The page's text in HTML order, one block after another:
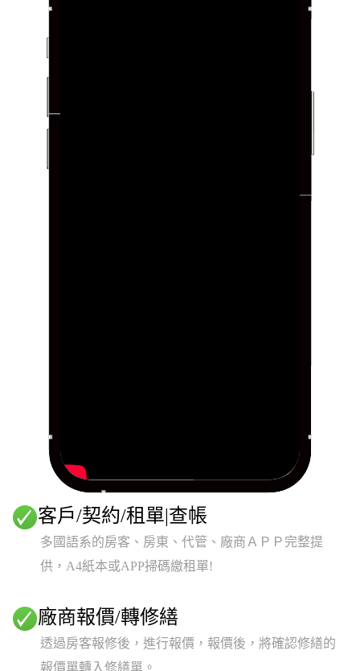
客戶/契約/租單|查帳
多國語系的房客、房東、代管、廠商ＡＰＰ完整提
供，A4紙本或APP掃碼繳租單!
廠商報價/轉修繕
透過房客報修後，進行報價，報價後，將確認修繕的
報價單轉入修繕單。